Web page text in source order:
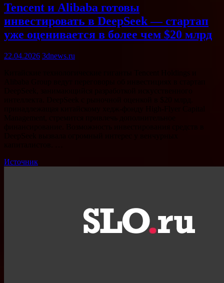
Tencent и Alibaba готовы
инвестировать в DeepSeek — стартап
уже оценивается в более чем $20 млрд
22.04.2026 3dnews.ru
Источник